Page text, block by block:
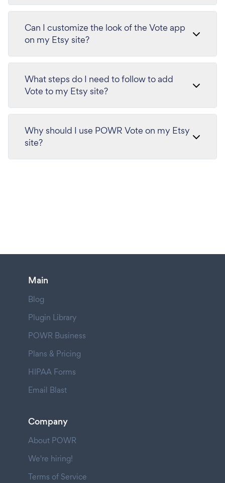
Can I customize the look of the Vote app
on my Etsy site?
What steps do I need to follow to add
Vote to my Etsy site?
Why should I use POWR Vote on my Etsy
site?
Main
Blog
Plugin Library
POWR Business
Plans & Pricing
HIPAA Forms
Email Blast
Company
About POWR
We're hiring!
Terms of Service